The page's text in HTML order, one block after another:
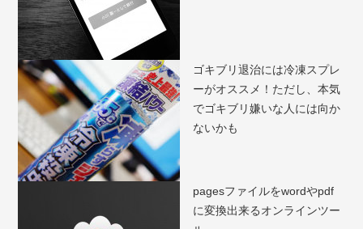
ゴキブリ退治には冷凍スプレ
ーがオススメ！ただし、本気
でゴキブリ嫌いな人には向か
ないかも
pagesファイルをwordやpdf
に変換出来るオンラインツー